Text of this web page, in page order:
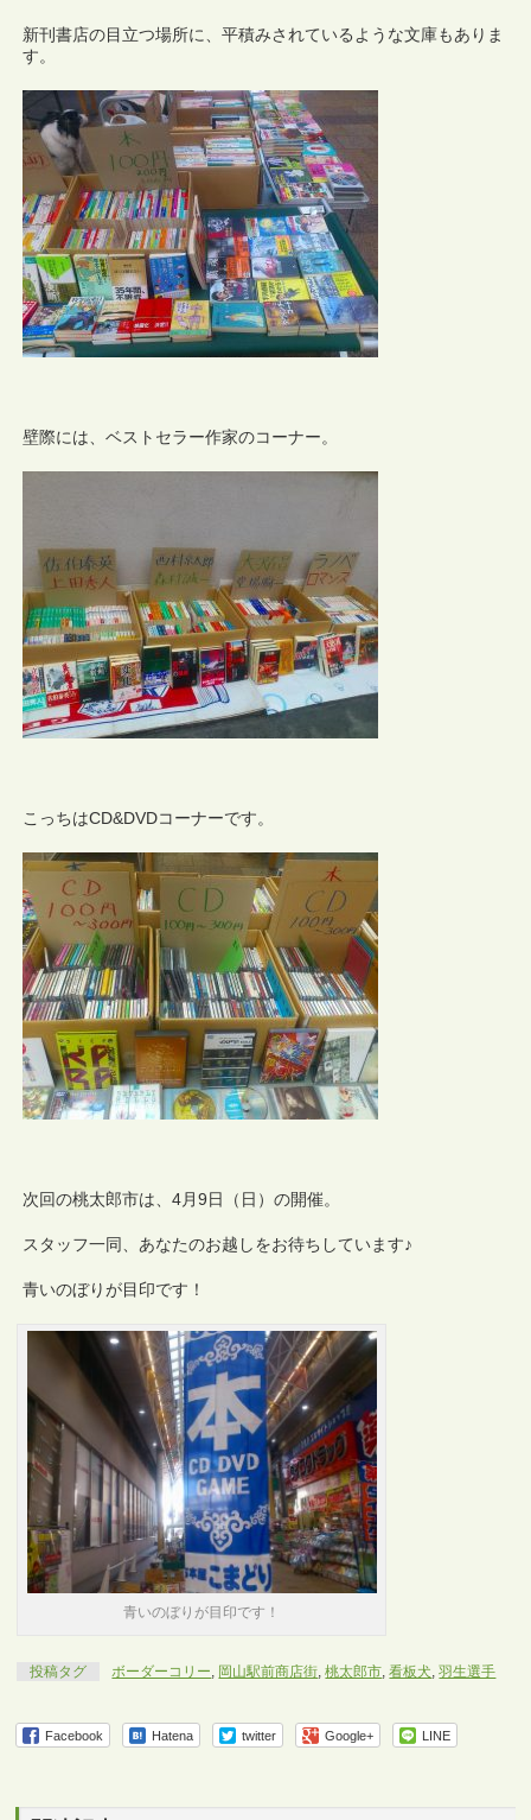
新刊書店の目立つ場所に、平積みされているような文庫もありま
す。
壁際には、ベストセラー作家のコーナー。
こっちはCD&DVDコーナーです。
次回の桃太郎市は、4月9日（日）の開催。
スタッフ一同、あなたのお越しをお待ちしています♪
青いのぼりが目印です！
青いのぼりが目印です！
投稿タグ ボーダーコリー, 岡山駅前商店街,桃太郎市,看板犬,羽生選手
Facebook Hatena twitter Google+ LINE